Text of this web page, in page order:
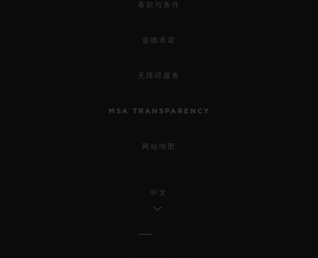
条款与条件
道德承诺
无障碍服务
MSA TRANSPARENCY
网站地图
中文